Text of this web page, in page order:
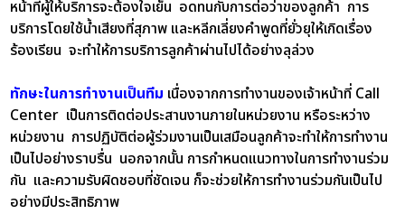
หน้าที่ผู้ให้บริการจะต้องใจเย็น อดทนกับการต่อว่าของลูกค้า การ
บริการโดยใช้น้ำเสียงที่สุภาพ และหลีกเลี่ยงคำพูดที่ยั่วยุให้เกิดเรื่อง
ร้องเรียน จะทำให้การบริการลูกค้าผ่านไปได้อย่างลุล่วง
ทักษะในการทำงานเป็นทีม เนื่องจากการทำงานของเจ้าหน้าที่ Call
Center เป็นการติดต่อประสานงานภายในหน่วยงาน หรือระหว่าง
หน่วยงาน การปฏิบัติต่อผู้ร่วมงานเป็นเสมือนลูกค้าจะทำให้การทำงาน
เป็นไปอย่างราบรื่น นอกจากนั้น การกำหนดแนวทางในการทำงานร่วม
กัน และความรับผิดชอบที่ชัดเจน ก็จะช่วยให้การทำงานร่วมกันเป็นไป
อย่างมีประสิทธิภาพ